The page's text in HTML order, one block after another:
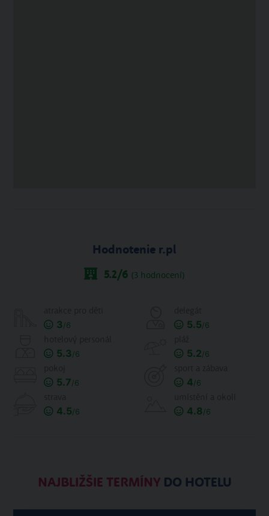
Hodnotenie r.pl
5.2/6 (3 hodnocení)
3/6 5.5/6
5.3/6 5.2/6
5.7/6 4/6
4.5/6 4.8/6
NAJBLIŽŠIE TERMÍNYDO HOTELU